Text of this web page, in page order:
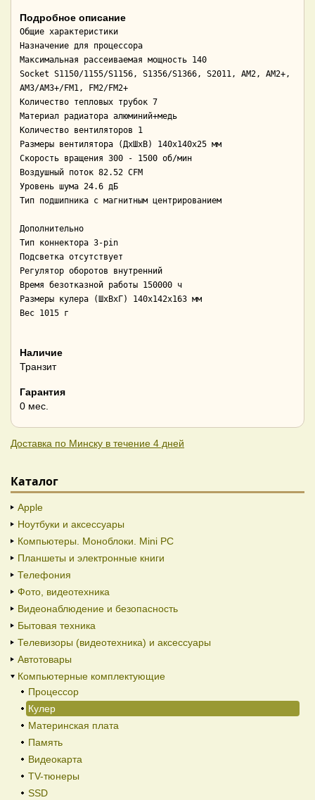
Подробное описание
Общие характеристики
Назначение для процессора
Максимальная рассеиваемая мощность 140
Socket S1150/1155/S1156, S1356/S1366, S2011, AM2, AM2+,
AM3/AM3+/FM1, FM2/FM2+
Количество тепловых трубок 7
Материал радиатора алюминий+медь
Количество вентиляторов 1
Размеры вентилятора (ДхШхВ) 140x140x25 мм
Скорость вращения 300 - 1500 об/мин
Воздушный поток 82.52 CFM
Уровень шума 24.6 дБ
Тип подшипника с магнитным центрированием
Дополнительно
Тип коннектора 3-pin
Подсветка отсутствует
Регулятор оборотов внутренний
Время безотказной работы 150000 ч
Размеры кулера (ШхВxГ) 140x142x163 мм
Вес 1015 г
Наличие
Транзит
Гарантия
0 мес.
Доставка по Минску в течение 4 дней
Каталог
Apple
Ноутбуки и аксессуары
Компьютеры. Моноблоки. Mini PC
Планшеты и электронные книги
Телефония
Фото, видеотехника
Видеонаблюдение и безопасность
Бытовая техника
Телевизоры (видеотехника) и аксессуары
Автотовары
Компьютерные комплектующие
Процессор
Кулер
Материнская плата
Память
Видеокарта
TV-тюнеры
SSD